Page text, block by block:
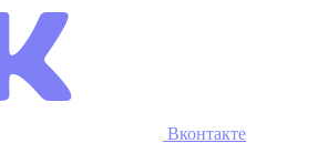
Вконтакте